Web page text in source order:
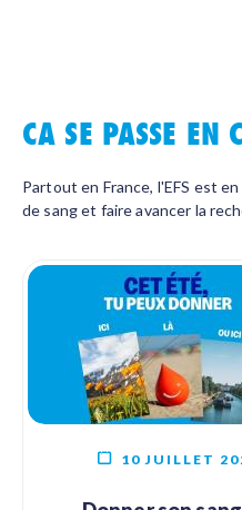
CA SE PASSE EN
Partout en France, l'EFS est
de sang et faire avancer la
10 JUILLET